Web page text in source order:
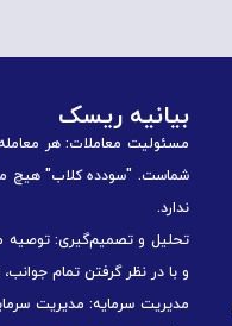
بیانیه ریسک
مسئولیت معاملات: هر
شماست. "سودده کلاب" هیچ
ندارد.
تحلیل و تصمیم‌گیری: توصیه
و با در نظر گرفتن تمام
مدیریت سرمایه: مدیریت